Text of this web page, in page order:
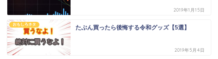
2019年1月15日
おもしろネタ たぶん買ったら後悔する令和グッズ【5選】
2019年5月4日